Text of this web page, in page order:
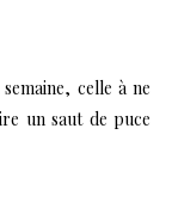
celle à ne
un saut de puce